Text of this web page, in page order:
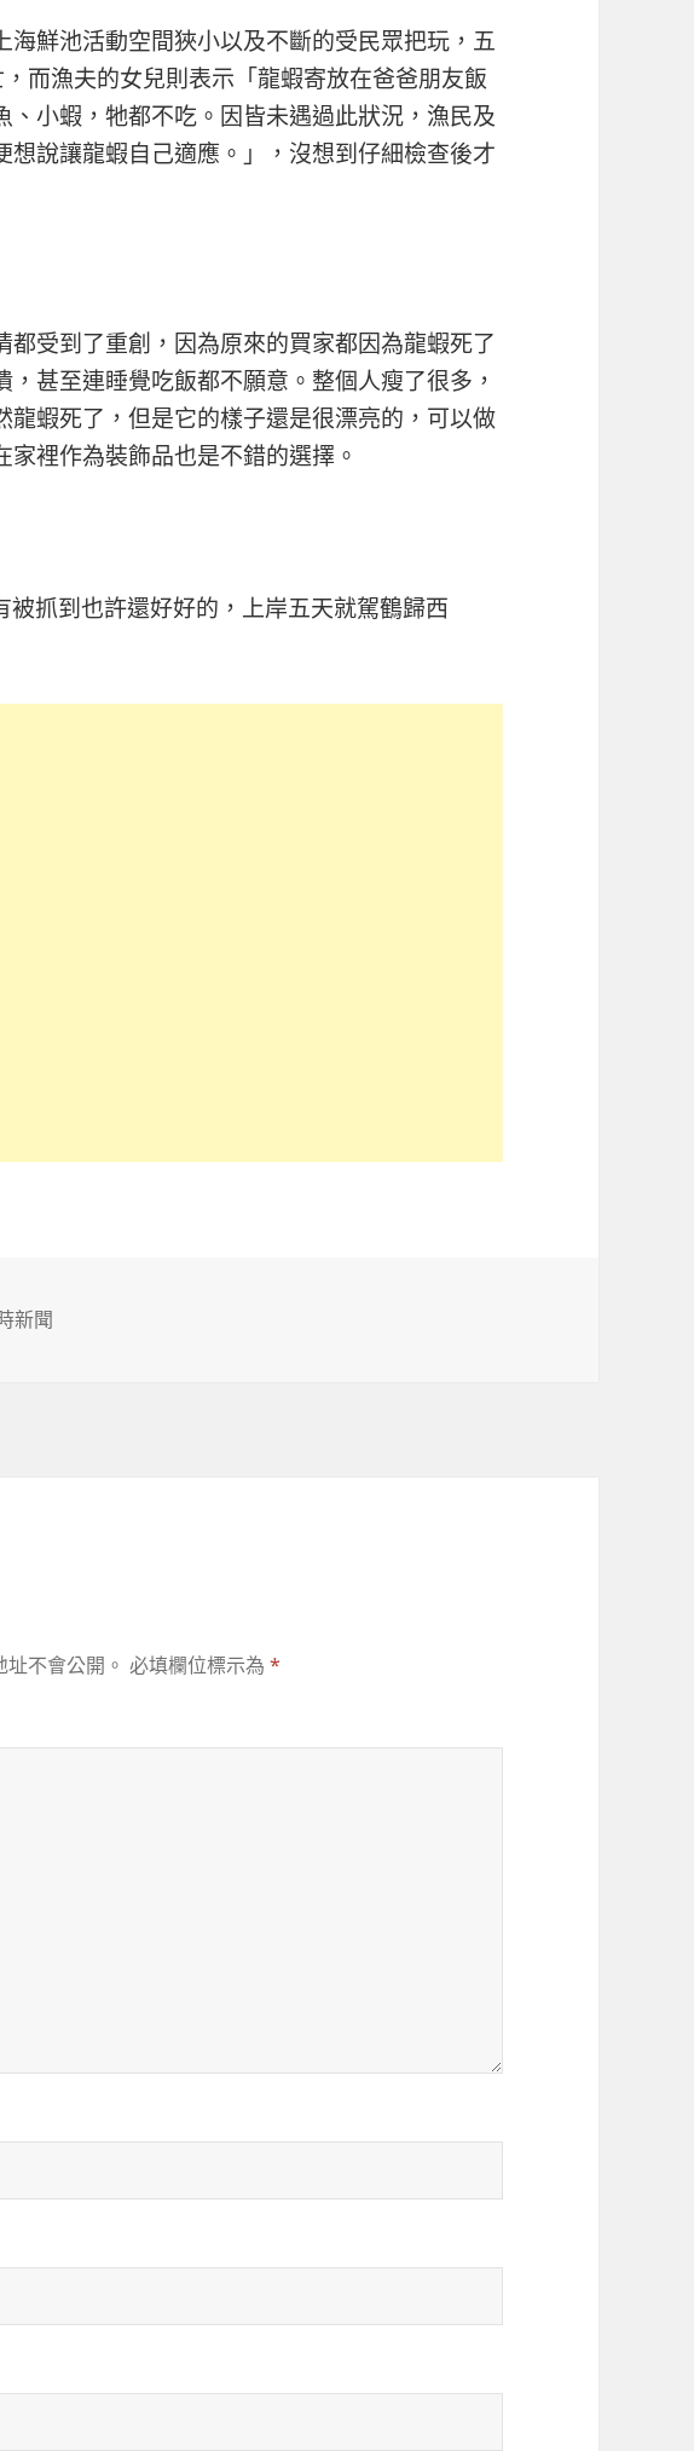
海鮮池活動空間狹小以及不斷的受民眾把玩，五
而漁夫的女兒則表示「龍蝦寄放在爸爸朋友飯
、小蝦，牠都不吃。因皆未遇過此狀況，漁民及
想說讓龍蝦自己適應。」，沒想到仔細檢查後才
都受到了重創，因為原來的買家都因為龍蝦死了
甚至連睡覺吃飯都不願意。整個人瘦了很多，
龍蝦死了，但是它的樣子還是很漂亮的，可以做
裡作為裝飾品也是不錯的選擇。
抓到也許還好好的，上岸五天就駕鶴歸西
新聞
不會公開。 必填欄位標示為*